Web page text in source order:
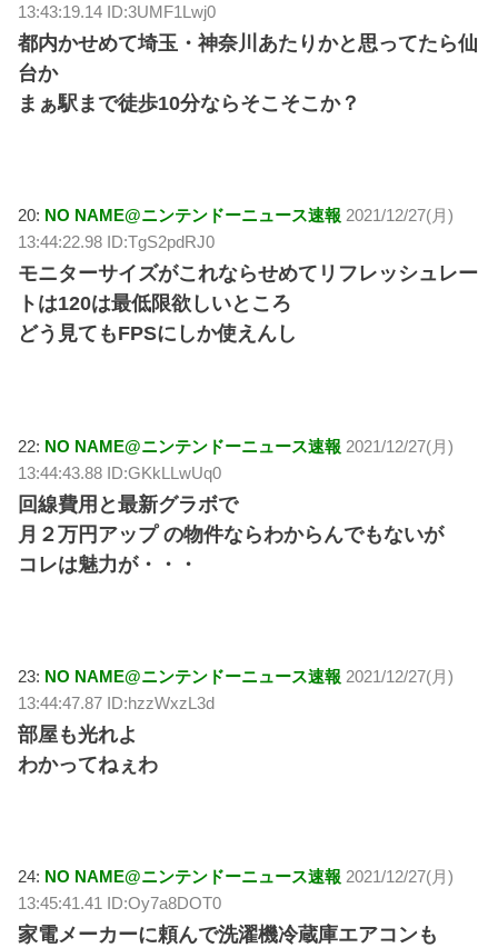
13:43:19.14 ID:3UMF1Lwj0
都内かせめて埼玉・神奈川あたりかと思ってたら仙
台か
まぁ駅まで徒歩10分ならそこそこか？
20: NO NAME@ニンテンドーニュース速報 2021/12/27(月)
13:44:22.98 ID:TgS2pdRJ0
モニターサイズがこれならせめてリフレッシュレー
トは120は最低限欲しいところ
どう見てもFPSにしか使えんし
22: NO NAME@ニンテンドーニュース速報 2021/12/27(月)
13:44:43.88 ID:GKkLLwUq0
回線費用と最新グラボで
月２万円アップ の物件ならわからんでもないが
コレは魅力が・・・
23: NO NAME@ニンテンドーニュース速報 2021/12/27(月)
13:44:47.87 ID:hzzWxzL3d
部屋も光れよ
わかってねぇわ
24: NO NAME@ニンテンドーニュース速報 2021/12/27(月)
13:45:41.41 ID:Oy7a8DOT0
家電メーカーに頼んで洗濯機冷蔵庫エアコンも